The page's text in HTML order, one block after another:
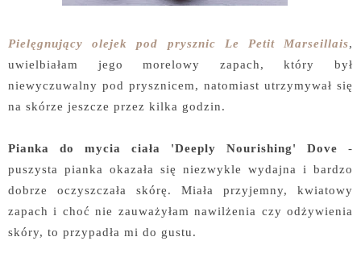
Pielęgnujący olejek pod prysznic Le Petit Marseillais,
uwielbiałam jego morelowy zapach, który był
niewyczuwalny pod prysznicem, natomiast utrzymywał się
na skórze jeszcze przez kilka godzin.
Pianka do mycia ciała 'Deeply Nourishing' Dove -
puszysta pianka okazała się niezwykle wydajna i bardzo
dobrze oczyszczała skórę. Miała przyjemny, kwiatowy
zapach i choć nie zauważyłam nawilżenia czy odżywienia
skóry, to przypadła mi do gustu.